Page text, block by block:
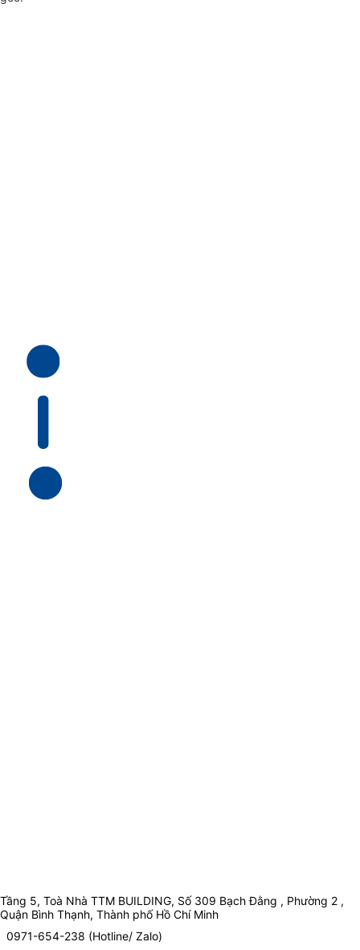
Tầng 5, Toà Nhà TTM BUILDING, Số 309 Bạch Đằng , Phường 2 ,
Quận Bình Thạnh, Thành phố Hồ Chí Minh
0971-654-238 (Hotline/ Zalo)